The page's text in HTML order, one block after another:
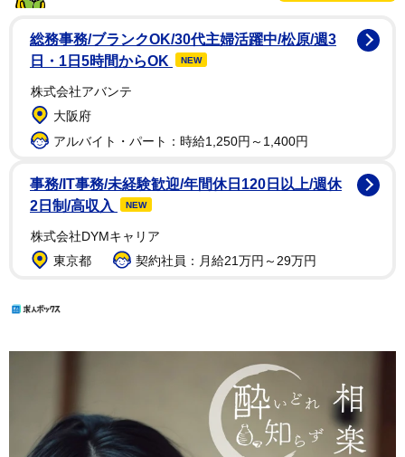
総務事務/ブランクOK/30代主婦活躍中/松原/週3
日・1日5時間からOK
NEW
株式会社アバンテ
大阪府
アルバイト・パート：時給1,250円～1,400円
事務/IT事務/未経験歓迎/年間休日120日以上/週休
2日制/高収入
NEW
株式会社DYMキャリア
東京都
契約社員：月給21万円～29万円